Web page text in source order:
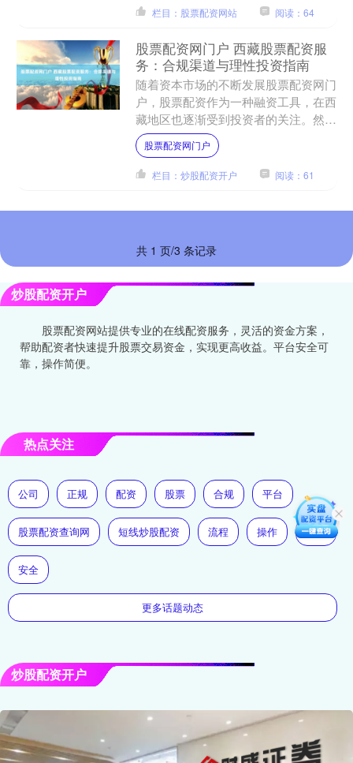
栏目：股票配资网站 阅读：64
股票配资网门户 西藏股票配资服
务：合规渠道与理性投资指南
随着资本市场的不断发展股票配资网门
户，股票配资作为一种融资工具，在西
藏地区也逐渐受到投资者的关注。然
而，配资交易在放大收益的同时也伴随
着高风险，投资者必须谨慎选....
股票配资网门户
栏目：炒股配资开户 阅读：61
共 1 页/3 条记录
炒股配资开户
股票配资网站提供专业的在线配资服务，灵活的资金方案，
帮助配资者快速提升股票交易资金，实现更高收益。平台安全可
靠，操作简便。
热点关注
公司 正规 配资 股票 合规 平台
股票配资查询网 短线炒股配资 流程 操作 在线
安全
更多话题动态
炒股配资开户